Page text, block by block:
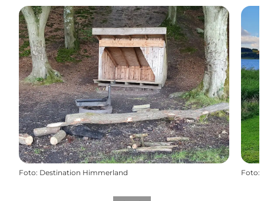
Foto: Destination Himmerland Foto: